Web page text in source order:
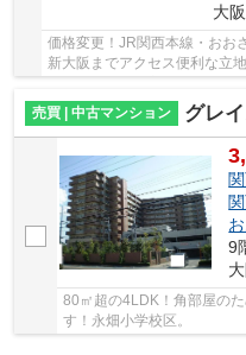
大
価格変更！JR関西本線・おお
新大阪までアクセス便利な立
有）！人気の久宝寺エリア。
売買 | 中古マンション
グレ
9
80㎡超の4LDK！角部屋の
す！永畑小学校区。